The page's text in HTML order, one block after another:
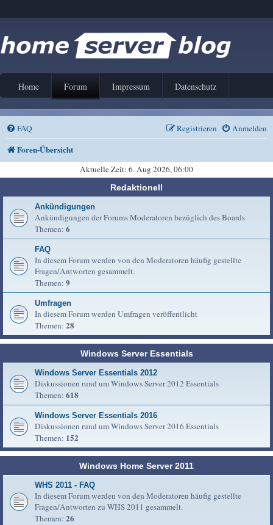
Home Forum Impressum Datenschutz
FAQ Anmelden
Registrieren
Foren-Übersicht
Aktuelle Zeit: 6. Aug 2026, 06:00
Redaktionell
Ankündigungen
Ankündigungen der Forums Moderatoren bezüglich des Boards
Themen: 6
FAQ
In diesem Forum werden von den Moderatoren häufig gestellte
Fragen/Antworten gesammelt.
Themen: 9
Umfragen
In diesem Forum werden Umfragen veröffentlicht
Themen: 28
Windows Server Essentials
Windows Server Essentials 2012
Diskussionen rund um Windows Server 2012 Essentials
Themen: 618
Windows Server Essentials 2016
Diskussionen rund um Windows Server 2016 Essentials
Themen: 152
Windows Home Server 2011
WHS 2011 - FAQ
In diesem Forum werden von den Moderatoren häufig gestellte
Fragen/Antworten zu WHS 2011 gesammelt.
Themen: 26